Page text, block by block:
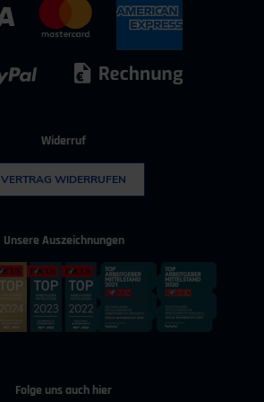
Technischer Vertrieb
Widerruf
VERTRAG WIDERRUFEN
Unsere Auszeichnungen
Folge uns auch hier